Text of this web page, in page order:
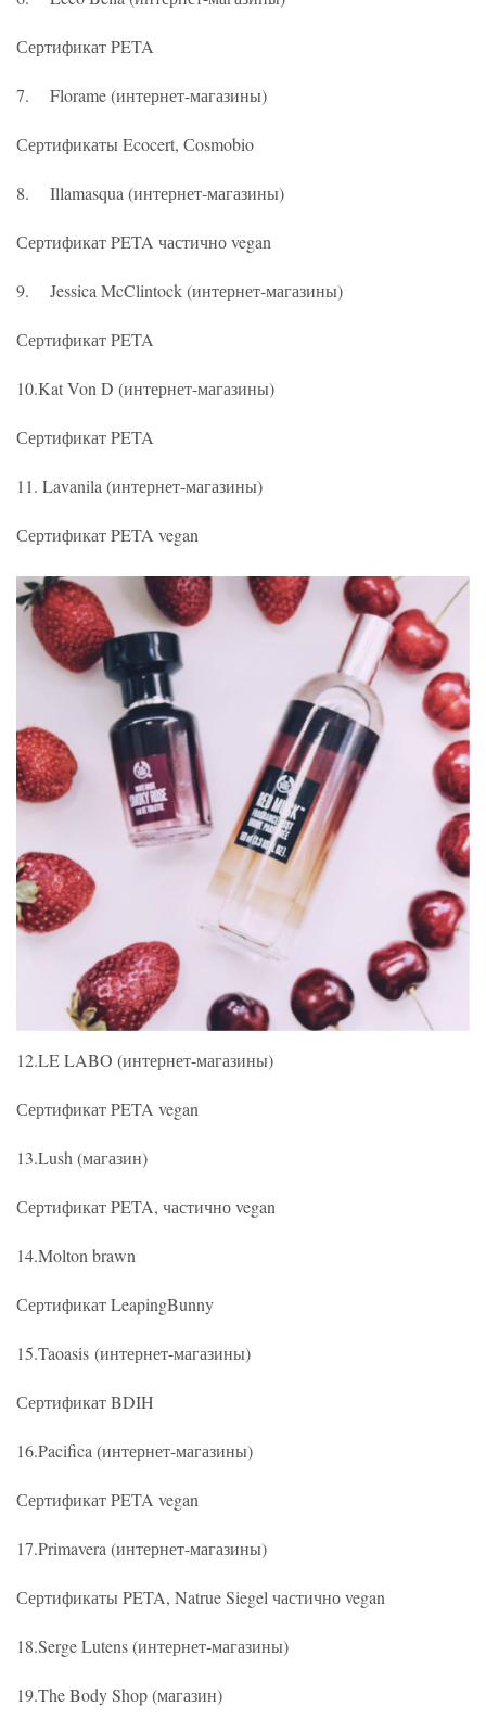
Сертификат PETA
7. Florame (интернет-магазины)
Сертификаты Ecocert, Сosmobio
8. Illamasqua (интернет-магазины)
Сертификат PETA частично vegan
9. Jessica McClintock (интернет-магазины)
Сертификат PETA
10.Kat Von D (интернет-магазины)
Сертификат PETA
11. Lavanila (интернет-магазины)
Сертификат PETA vegan
12.LE LABO (интернет-магазины)
Сертификат PETA vegan
13.Lush (магазин)
Сертификат PETA, частично vegan
14.Molton brawn
Сертификат LeapingBunny
15.Taoasis (интернет-магазины)
Сертификат BDIH
16.Pacifica (интернет-магазины)
Сертификат PETA vegan
17.Primavera (интернет-магазины)
Сертификаты PETA, Natrue Siegel частично vegan
18.Serge Lutens (интернет-магазины)
19.The Body Shop (магазин)